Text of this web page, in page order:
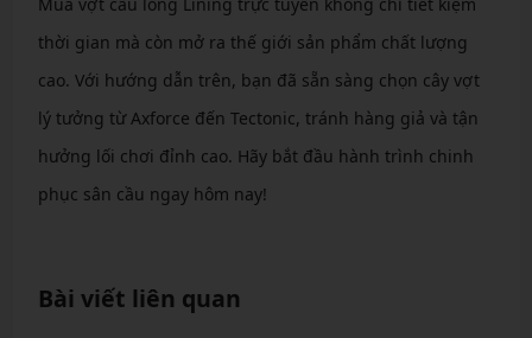
thời gian mà còn mở ra thế giới sản phẩm chất lượng
cao. Với hướng dẫn trên, bạn đã sẵn sàng chọn cây vợt
lý tưởng từ Axforce đến Tectonic, tránh hàng giả và tận
hưởng lối chơi đỉnh cao. Hãy bắt đầu hành trình chinh
phục sân cầu ngay hôm nay!
Bài viết liên quan